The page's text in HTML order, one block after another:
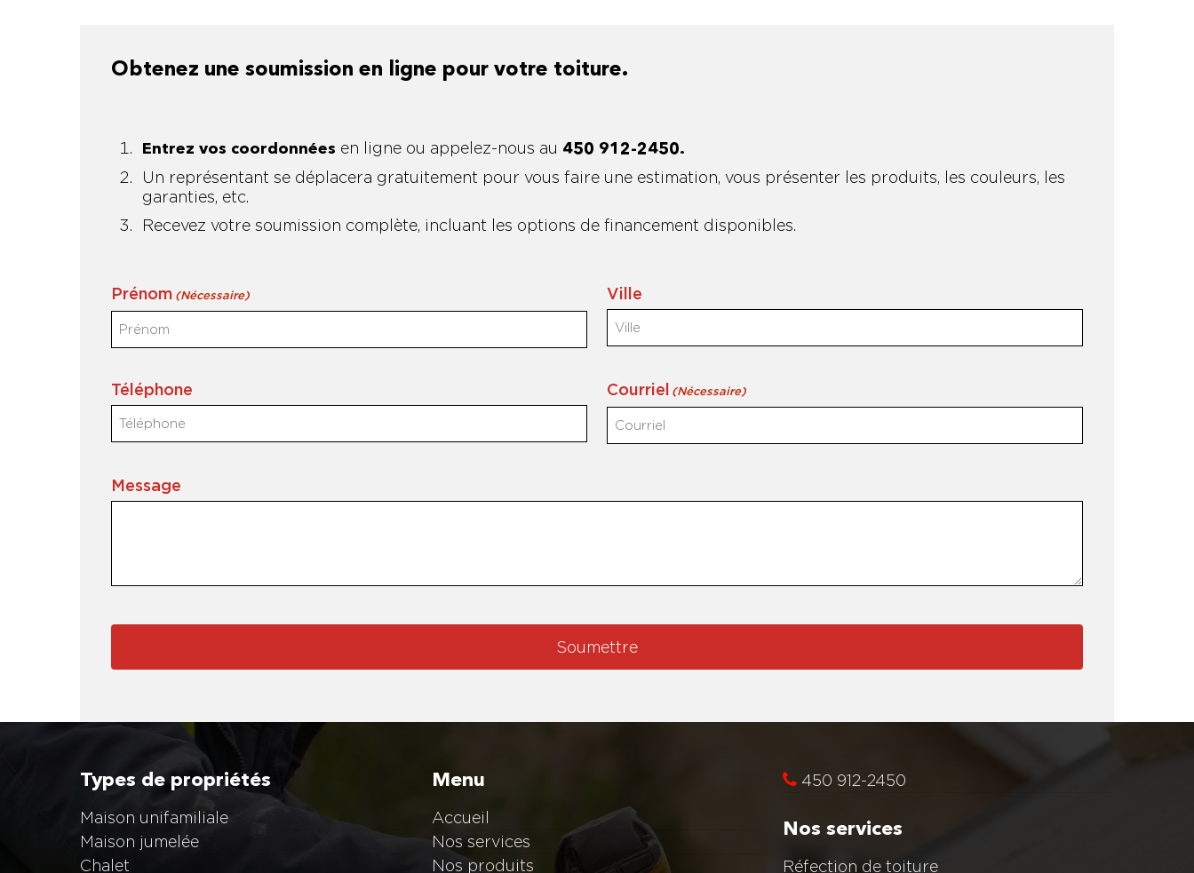
Obtenez une soumission en ligne pour votre toiture.
Entrez vos coordonnées en ligne ou appelez-nous au 450 912-2450.
Un représentant se déplacera gratuitement pour vous faire une estimation, vous présenter les produits, les couleurs, les
garanties, etc.
Recevez votre soumission complète, incluant les options de financement disponibles.
Prénom (Nécessaire) Ville
Téléphone Courriel (Nécessaire)
Message
Soumettre
Types de propriétés
Maison unifamiliale
Maison jumelée
Chalet
Menu
Accueil
Nos services
Nos produits
450 912-2450
Nos services
Réfection de toiture